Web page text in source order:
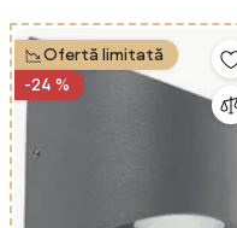
Ofertă limitată
-24 %